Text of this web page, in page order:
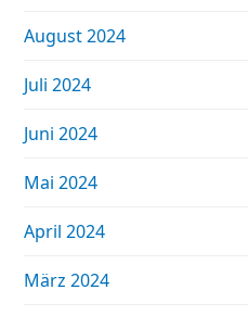
August 2024
Juli 2024
Juni 2024
Mai 2024
April 2024
März 2024